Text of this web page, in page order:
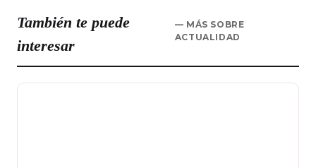
También te puede
interesar
— MÁS SOBRE
ACTUALIDAD